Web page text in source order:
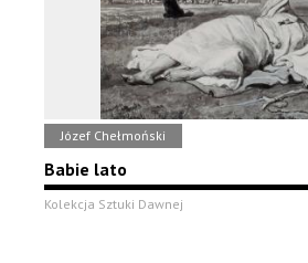
Józef Chełmoński
Babie lato
Kolekcja Sztuki Dawnej